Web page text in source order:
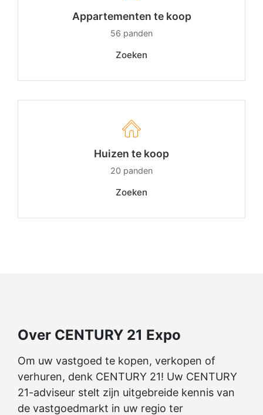
Appartementen te koop
56 panden
Zoeken
Huizen te koop
20 panden
Zoeken
Over CENTURY 21 Expo
Om uw vastgoed te kopen, verkopen of
verhuren, denk CENTURY 21! Uw CENTURY
21-adviseur stelt zijn uitgebreide kennis van
de vastgoedmarkt in uw regio ter